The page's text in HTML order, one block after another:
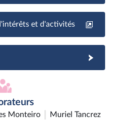
et d'activités
Monteiro Muriel Tancrez